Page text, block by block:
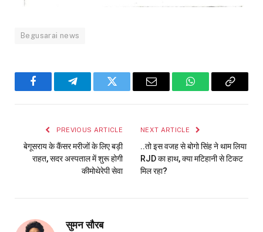
Begusarai news
FacebookTelegramTwitter Email WhatsAppCopy
PREVIOUS ARTICLE
बेगूसराय के कैंसर मरीजों के लिए बड़ी
राहत, सदर अस्पताल में शुरू होगी
कीमोथेरेपी सेवा
NEXT ARTICLE
..तो इस वजह से बोगो सिंह ने थाम लिया
RJD का हाथ, क्या मटिहानी से टिकट
मिल रहा?
सुमन सौरब